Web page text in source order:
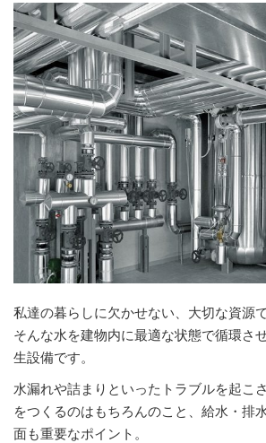
私達の暮らしに欠かせない、大切な資源で
そんな水を建物内に最適な状態で循環さ
生設備です。
水漏れや詰まりといったトラブルを起こ
をつくるのはもちろんのこと、給水・排
面も重要なポイント。